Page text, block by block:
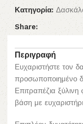
Κατηγορία:
Share:
Περιγραφή
Ευχαριστήστε τον
προσωποποιημένο
Επιτραπέζια
βάση με